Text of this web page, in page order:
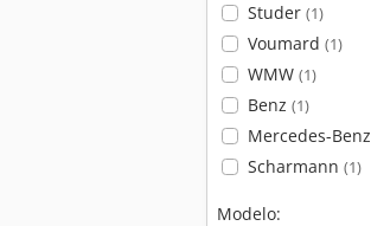
Studer (1)
Voumard (1)
WMW (1)
Benz (1)
Mercedes-Benz
Scharmann (1)
Modelo: